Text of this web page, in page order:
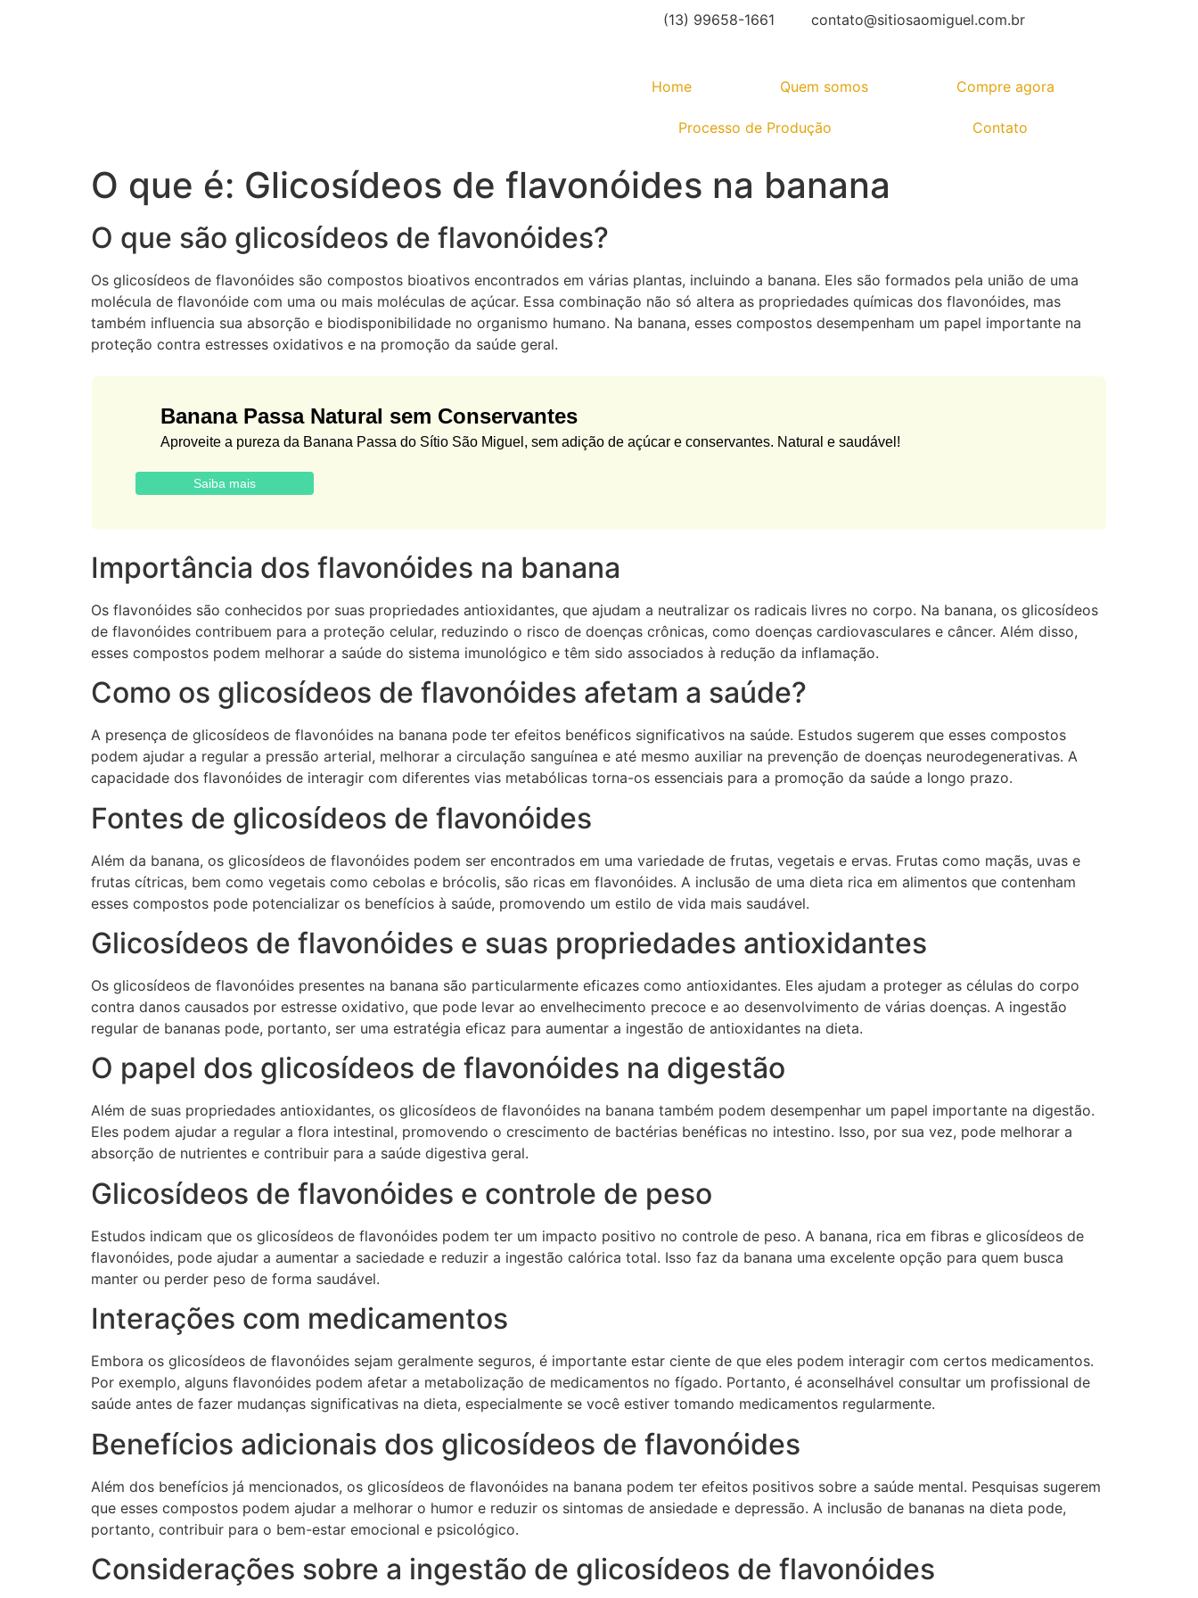
(13) 99658-1661 contato@sitiosaomiguel.com.br
Home Quem somos Compre agora
Processo de Produção Contato
O que é: Glicosídeos de flavonóides na banana
O que são glicosídeos de flavonóides?
Os glicosídeos de flavonóides são compostos bioativos encontrados em várias plantas, incluindo a banana. Eles são formados pela união de uma
molécula de flavonóide com uma ou mais moléculas de açúcar. Essa combinação não só altera as propriedades químicas dos flavonóides, mas
também influencia sua absorção e biodisponibilidade no organismo humano. Na banana, esses compostos desempenham um papel importante na
proteção contra estresses oxidativos e na promoção da saúde geral.
Banana Passa Natural sem Conservantes
Aproveite a pureza da Banana Passa do Sítio São Miguel, sem adição de açúcar e conservantes. Natural e saudável!
Saiba mais
Importância dos flavonóides na banana
Os flavonóides são conhecidos por suas propriedades antioxidantes, que ajudam a neutralizar os radicais livres no corpo. Na banana, os glicosídeos
de flavonóides contribuem para a proteção celular, reduzindo o risco de doenças crônicas, como doenças cardiovasculares e câncer. Além disso,
esses compostos podem melhorar a saúde do sistema imunológico e têm sido associados à redução da inflamação.
Como os glicosídeos de flavonóides afetam a saúde?
A presença de glicosídeos de flavonóides na banana pode ter efeitos benéficos significativos na saúde. Estudos sugerem que esses compostos
podem ajudar a regular a pressão arterial, melhorar a circulação sanguínea e até mesmo auxiliar na prevenção de doenças neurodegenerativas. A
capacidade dos flavonóides de interagir com diferentes vias metabólicas torna-os essenciais para a promoção da saúde a longo prazo.
Fontes de glicosídeos de flavonóides
Além da banana, os glicosídeos de flavonóides podem ser encontrados em uma variedade de frutas, vegetais e ervas. Frutas como maçãs, uvas e
frutas cítricas, bem como vegetais como cebolas e brócolis, são ricas em flavonóides. A inclusão de uma dieta rica em alimentos que contenham
esses compostos pode potencializar os benefícios à saúde, promovendo um estilo de vida mais saudável.
Glicosídeos de flavonóides e suas propriedades antioxidantes
Os glicosídeos de flavonóides presentes na banana são particularmente eficazes como antioxidantes. Eles ajudam a proteger as células do corpo
contra danos causados por estresse oxidativo, que pode levar ao envelhecimento precoce e ao desenvolvimento de várias doenças. A ingestão
regular de bananas pode, portanto, ser uma estratégia eficaz para aumentar a ingestão de antioxidantes na dieta.
O papel dos glicosídeos de flavonóides na digestão
Além de suas propriedades antioxidantes, os glicosídeos de flavonóides na banana também podem desempenhar um papel importante na digestão.
Eles podem ajudar a regular a flora intestinal, promovendo o crescimento de bactérias benéficas no intestino. Isso, por sua vez, pode melhorar a
absorção de nutrientes e contribuir para a saúde digestiva geral.
Glicosídeos de flavonóides e controle de peso
Estudos indicam que os glicosídeos de flavonóides podem ter um impacto positivo no controle de peso. A banana, rica em fibras e glicosídeos de
flavonóides, pode ajudar a aumentar a saciedade e reduzir a ingestão calórica total. Isso faz da banana uma excelente opção para quem busca
manter ou perder peso de forma saudável.
Interações com medicamentos
Embora os glicosídeos de flavonóides sejam geralmente seguros, é importante estar ciente de que eles podem interagir com certos medicamentos.
Por exemplo, alguns flavonóides podem afetar a metabolização de medicamentos no fígado. Portanto, é aconselhável consultar um profissional de
saúde antes de fazer mudanças significativas na dieta, especialmente se você estiver tomando medicamentos regularmente.
Benefícios adicionais dos glicosídeos de flavonóides
Além dos benefícios já mencionados, os glicosídeos de flavonóides na banana podem ter efeitos positivos sobre a saúde mental. Pesquisas sugerem
que esses compostos podem ajudar a melhorar o humor e reduzir os sintomas de ansiedade e depressão. A inclusão de bananas na dieta pode,
portanto, contribuir para o bem-estar emocional e psicológico.
Considerações sobre a ingestão de glicosídeos de flavonóides